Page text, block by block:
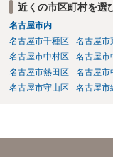
い賃金の給料日から３
近くの市区町村を選
名古屋市内
名古屋市千種区
名古屋市
名古屋市中村区
名古屋市
名古屋市熱田区
名古屋市
名古屋市守山区
名古屋市